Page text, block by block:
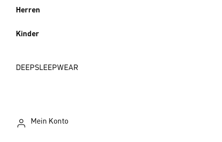
Herren
Kinder
DEEPSLEEPWEAR
Mein Konto